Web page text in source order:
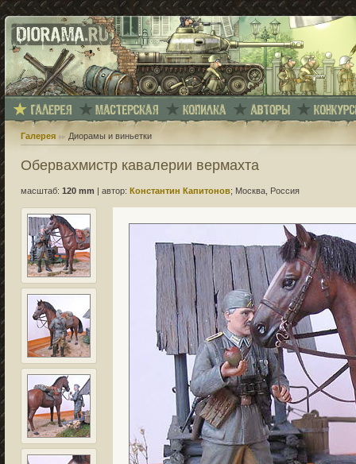
Галерея Диорамы и виньетки
Обервахмистр кавалерии вермахта
масштаб: 120 mm автор: Константин Капитонов; Москва, Россия